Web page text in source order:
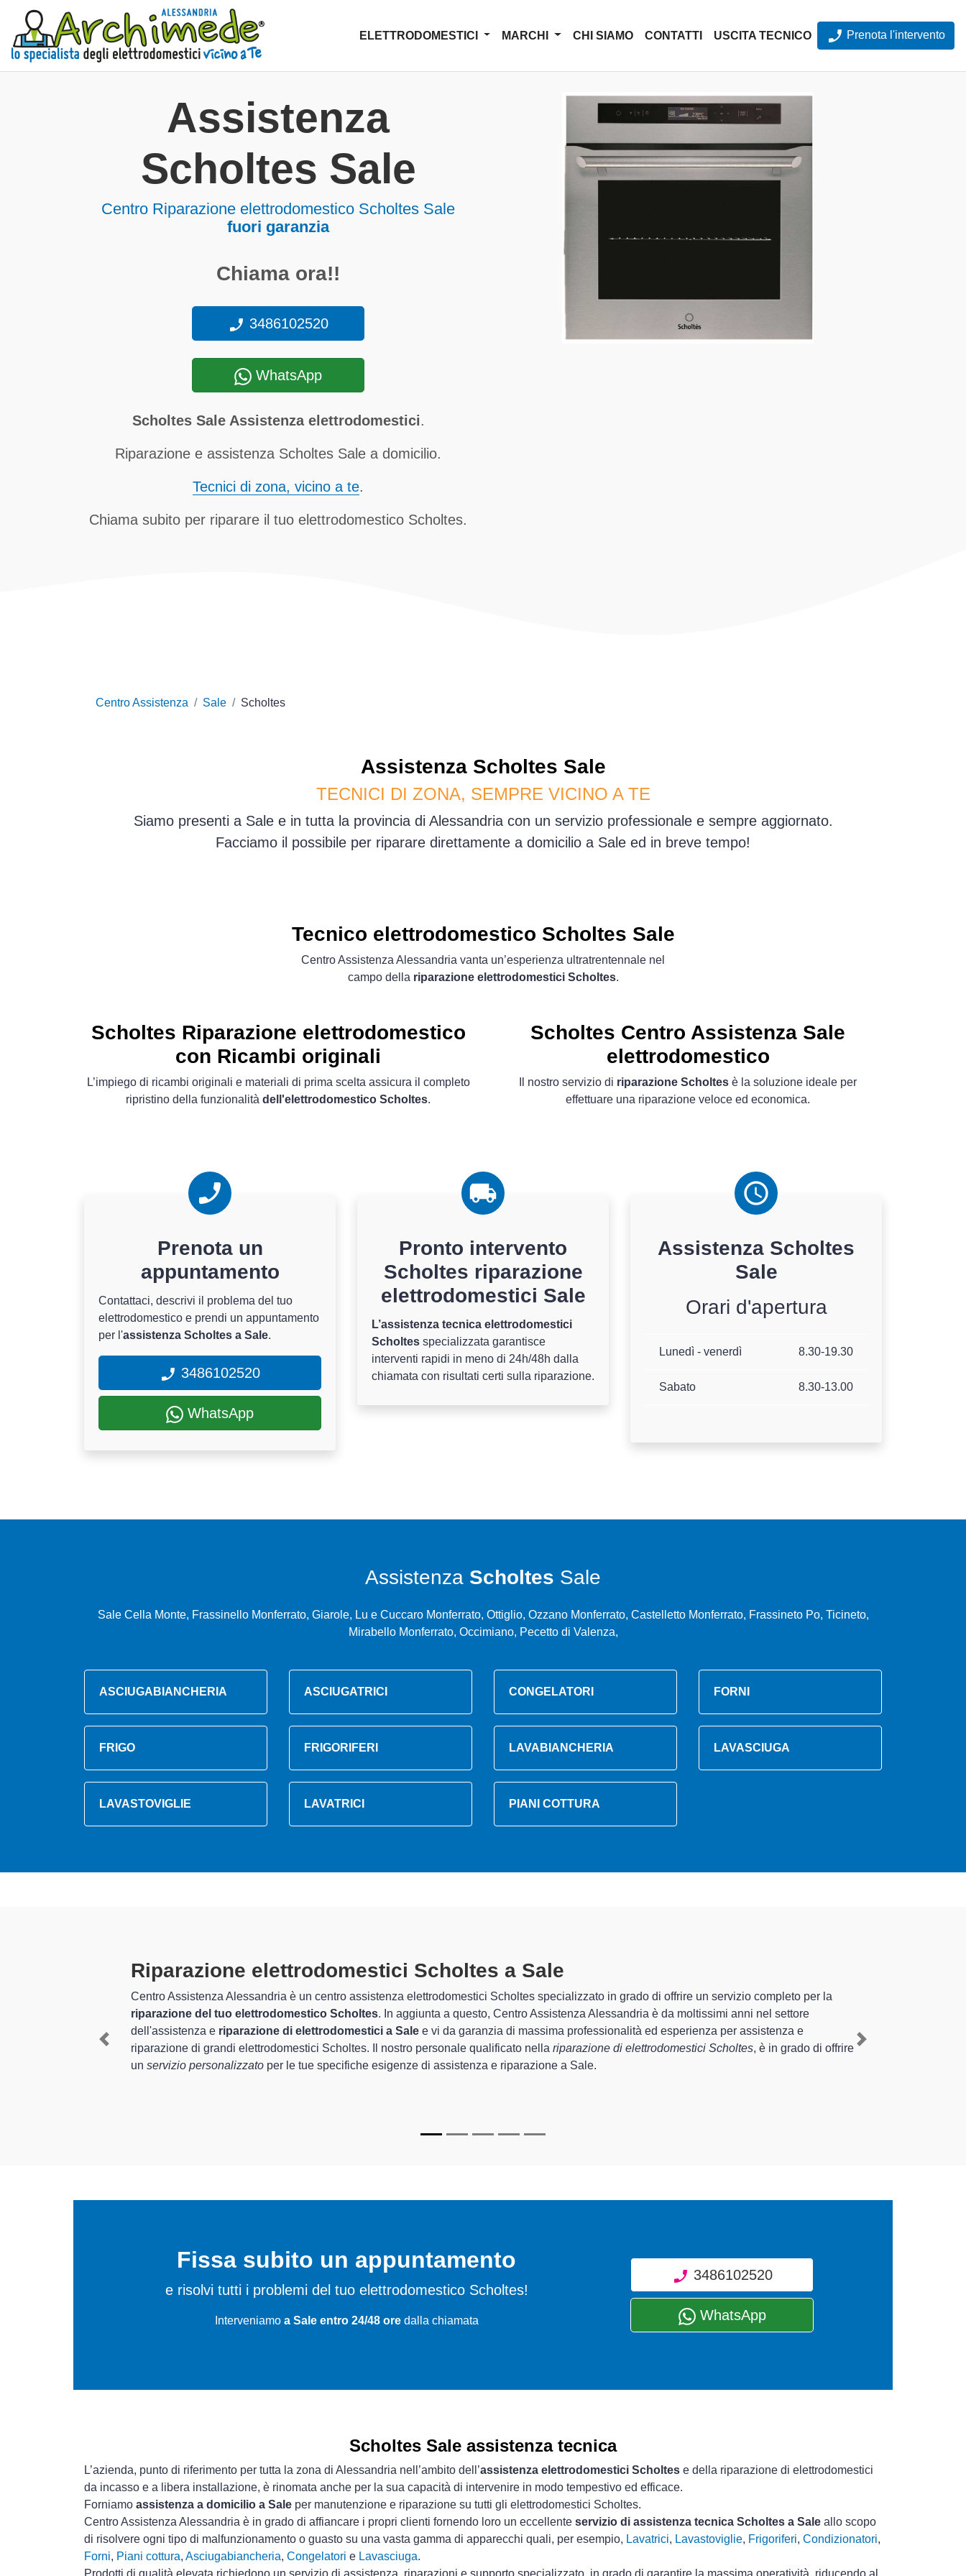
ELETTRODOMESTICI MARCHI CHI SIAMO CONTATTI USCITA TECNICO Prenota l'intervento
Assistenza
Scholtes Sale
Centro Riparazione elettrodomestico Scholtes Sale
fuori garanzia
Chiama ora!!
3486102520
WhatsApp
Scholtes Sale Assistenza elettrodomestici.
Riparazione e assistenza Scholtes Sale a domicilio.
Tecnici di zona, vicino a te.
Chiama subito per riparare il tuo elettrodomestico Scholtes.
Centro Assistenza Sale Scholtes
Assistenza Scholtes Sale
TECNICI DI ZONA, SEMPRE VICINO A TE
Siamo presenti a Sale e in tutta la provincia di Alessandria con un servizio professionale e sempre aggiornato.
Facciamo il possibile per riparare direttamente a domicilio a Sale ed in breve tempo!
Tecnico elettrodomestico Scholtes Sale
Centro Assistenza Alessandria vanta un’esperienza ultratrentennale nel
campo della riparazione elettrodomestici Scholtes.
Scholtes Riparazione elettrodomestico
con Ricambi originali
L’impiego di ricambi originali e materiali di prima scelta assicura il completo
ripristino della funzionalità dell'elettrodomestico Scholtes.
Scholtes Centro Assistenza Sale
elettrodomestico
Il nostro servizio di riparazione Scholtes è la soluzione ideale per
effettuare una riparazione veloce ed economica.
Prenota un
appuntamento
Contattaci, descrivi il problema del tuo
elettrodomestico e prendi un appuntamento
per l'assistenza Scholtes a Sale.
3486102520
WhatsApp
Pronto intervento
Scholtes riparazione
elettrodomestici Sale
L’assistenza tecnica elettrodomestici
Scholtes specializzata garantisce
interventi rapidi in meno di 24h/48h dalla
chiamata con risultati certi sulla riparazione.
Assistenza Scholtes
Sale
Orari d'apertura
Lunedì - venerdì 8.30-19.30
Sabato 8.30-13.00
Assistenza Scholtes Sale
Sale Cella Monte, Frassinello Monferrato, Giarole, Lu e Cuccaro Monferrato, Ottiglio, Ozzano Monferrato, Castelletto Monferrato, Frassineto Po, Ticineto,
Mirabello Monferrato, Occimiano, Pecetto di Valenza,
ASCIUGABIANCHERIA ASCIUGATRICI CONGELATORI FORNI
FRIGO FRIGORIFERI LAVABIANCHERIA LAVASCIUGA
LAVASTOVIGLIE LAVATRICI PIANI COTTURA
Tecnici Elettrodomestici Scholtes A Sale
I tecnici specializzati di Centro Assistenza Alessandria sono in grado di garantire al cliente esperienza pluriennale nel territorio di Sale e
provincia per quel che riguarda la sistemazione e la riparazione del tuo elettrodomestico Scholtes a Sale, mediante il ripristino rapido del
corretto funzionamento degli apparecchi.
In più,i tecnici Scholtes specializzati
di Centro Assistenza Alessandria sono in grado di fornire interventi di diverse tipologie sugli
elettrodomestici da riparare per farli tornare perfettamente funzionanti e durare a lungo nel tempo.
Previous Next
Fissa subito un appuntamento
e risolvi tutti i problemi del tuo elettrodomestico Scholtes!
Interveniamo a Sale entro 24/48 oredalla chiamata
3486102520
WhatsApp
Scholtes Sale assistenza tecnica
L’azienda, punto di riferimento per tutta la zona di Alessandria nell’ambito dell’assistenza elettrodomestici Scholtes e della riparazione di elettrodomestici
da incasso e a libera installazione, è rinomata anche per la sua capacità di intervenire in modo tempestivo ed efficace.
Forniamo assistenza a domicilio a Sale per manutenzione e riparazione su tutti gli elettrodomestici Scholtes.
Centro Assistenza Alessandria è in grado di affiancare i propri clienti fornendo loro un eccellente servizio di assistenza tecnica Scholtes a Sale allo scopo
di risolvere ogni tipo di malfunzionamento o guasto su una vasta gamma di apparecchi quali, per esempio, Lavatrici, Lavastoviglie, Frigoriferi, Condizionatori,
Forni, Piani cottura, Asciugabiancheria, Congelatori e Lavasciuga.
Prodotti di qualità elevata richiedono un servizio di assistenza, riparazioni e supporto specializzato, in grado di garantire la massima operatività, riducendo al